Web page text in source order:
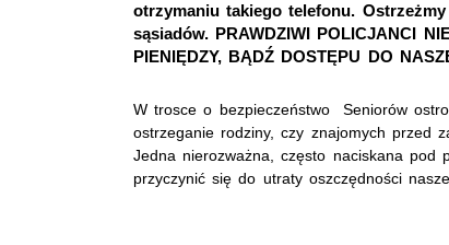
otrzymaniu takiego telefonu.
sąsiadów. PRAWDZIWI POLICJANCI
PIENIĘDZY, BĄDŹ DOSTĘPU DO
W trosce o bezpieczeństwo Seniorów
ostrzeganie rodziny, czy znajomych przed
Jedna nierozważna, często naciskana pod
przyczynić się do utraty oszczędności